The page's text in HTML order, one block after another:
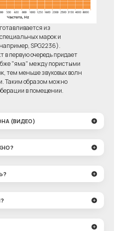
из
марок и
SPG2236).
в первую очередь придает
"яма" между пористыми
тем меньше звуковых волн
Таким образом можно
в помещении.
(ВИДЕО)